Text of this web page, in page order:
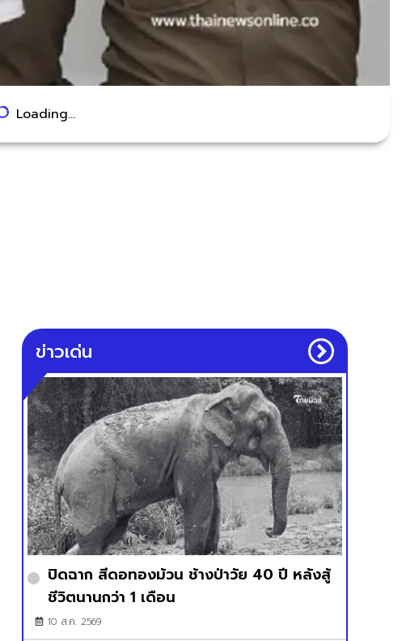
Loading...
ข่าวเด่น
ปิดฉาก สีดอทองม้วน ช้างป่าวัย 40 ปี หลังสู้
ชีวิตนานกว่า 1 เดือน
10 ส.ค. 2569